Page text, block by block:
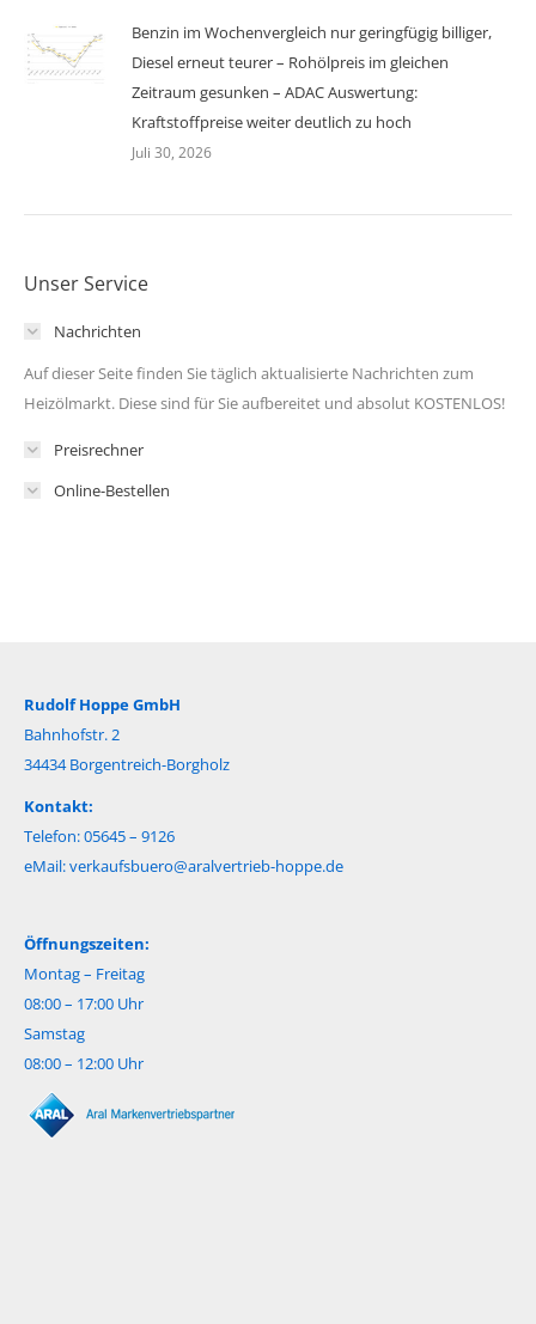
Benzin im Wochenvergleich nur geringfügig billiger,
Diesel erneut teurer – Rohölpreis im gleichen
Zeitraum gesunken – ADAC Auswertung:
Kraftstoffpreise weiter deutlich zu hoch
Juli 30, 2026
Unser Service
Nachrichten
Auf dieser Seite finden Sie täglich aktualisierte Nachrichten zum
Heizölmarkt. Diese sind für Sie aufbereitet und absolut KOSTENLOS!
Preisrechner
Online-Bestellen
Rudolf Hoppe GmbH
Bahnhofstr. 2
34434 Borgentreich-Borgholz
Kontakt:
Telefon: 05645 – 9126
eMail:verkaufsbuero@aralvertrieb-hoppe.de
Öffnungszeiten:
Montag – Freitag
08:00 – 17:00 Uhr
Samstag
08:00 – 12:00 Uhr